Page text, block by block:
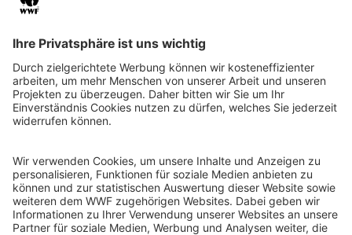
WWF Deutschland
Reinhardtstr. 18
10117 Berlin
Ihre Spende kann steuerlich geltend gemacht werden
Registriert als Stiftung WWF Deutschland, Senatsverwaltung für
Justiz Berlin, Az: 3416/976/2